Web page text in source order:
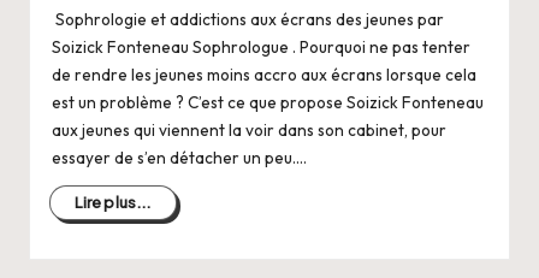
Sophrologie et addictions aux écrans des jeunes par
Soizick Fonteneau Sophrologue . Pourquoi ne pas tenter
de rendre les jeunes moins accro aux écrans lorsque cela
est un problème ? C’est ce que propose Soizick Fonteneau
aux jeunes qui viennent la voir dans son cabinet, pour
essayer de s’en détacher un peu.…
Lire plus...